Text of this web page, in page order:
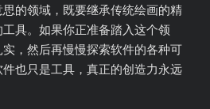
的领域，既要继承传统绘画的精
具。如果你正准备踏入这个领
，然后再慢慢探索软件的各种可
也只是工具，真正的创造力永远